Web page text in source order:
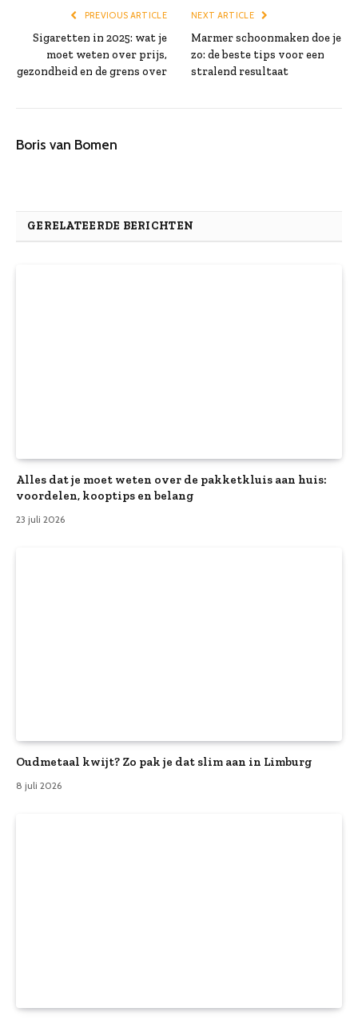
PREVIOUS ARTICLE
Sigaretten in 2025: wat je
moet weten over prijs,
gezondheid en de grens over
NEXT ARTICLE
Marmer schoonmaken doe je
zo: de beste tips voor een
stralend resultaat
Boris van Bomen
GERELATEERDE BERICHTEN
Alles dat je moet weten over de pakketkluis aan huis:
voordelen, kooptips en belang
23 juli 2026
Oudmetaal kwijt? Zo pak je dat slim aan in Limburg
8 juli 2026